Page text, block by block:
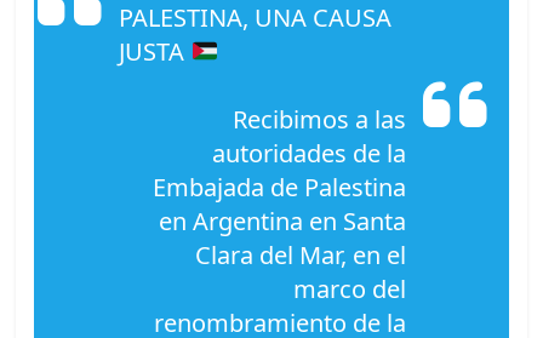
PALESTINA, UNA CAUSA
JUSTA
Recibimos a las
autoridades de la
Embajada de Palestina
en Argentina en Santa
Clara del Mar, en el
marco del
renombramiento de la